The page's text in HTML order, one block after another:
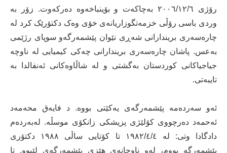
رۆژی ٢٠٠٦/١٢/٦ بەچاکەت و بۆینباخەوە دەرکەوت. زۆر بە
وردی باسی رۆڵی خزمەتگوزاریانەی خۆی وەک دکتۆرێک کرد لە
چارەسەری بریندارانی شەڕی نێوان پێشمەرگەو سوپای رژێمی
بەعس. پاشان چارەسەری بریندارانی چەکی کیمیایی لە ناوچە
جیاجیاکانی کوردستان بەگشتی و لە شاڵاوەکانی ئەنفالدا بە
تایبەتی.
ئەو سەردەمە پێشمەرگەی یەکێتی بووە. د فایەق محەمەد
ئەحمەد دەرچووی کۆلێژی پزیشکی زانکۆی موسڵە. لەبەردەم
دادگادا وتی: لە ١٩٨٢/٤/٤ تا کۆتایی ساڵی ١٩٨٨ دکتۆری
پێشمەرگە بووم، لەو ناوچانەی ھێزی پێشمەرگەی لێبوو. تا